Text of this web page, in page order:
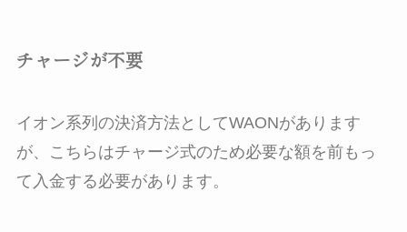
チャージが不要
イオン系列の決済方法としてWAONがあります
が、こちらはチャージ式のため必要な額を前もっ
て入金する必要があります。